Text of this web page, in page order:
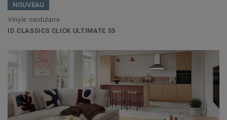
NOUVEAU
Vinyle modulaire
ID CLASSICS CLICK ULTIMATE 55